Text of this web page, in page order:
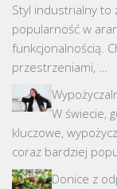
Styl industrialny to
popularność w
funkcjonalnością.
przestrzeniami, …
W świecie,
kluczowe,
coraz bardziej
Donice z